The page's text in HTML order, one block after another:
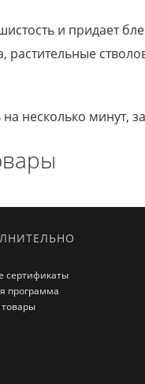
и придает
несколько минут,
сертификаты
программа